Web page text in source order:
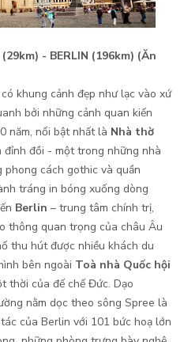
(29km) - BERLIN (196km) (Ăn
có khung cảnh đẹp như lạc vào xứ
bởi những cảnh quan kiến
năm, nổi bật nhất là Nhà thờ
đỉnh đồi - một trong những nhà
cách gothic và quần
tráng in bóng xuống dòng
Berlin – trung tâm chính trị,
thông quan trọng của châu Âu
thu hút được nhiều khách du
bên ngoài Toà nhà Quốc hội
thời của đế chế Đức. Dạo
nằm dọc theo sông Spree là
của Berlin với 101 bức hoạ lớn